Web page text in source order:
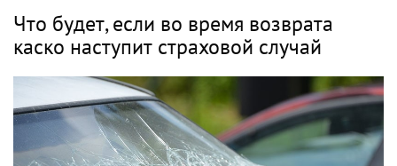
Что будет, если во время возврата
каско наступит страховой случай